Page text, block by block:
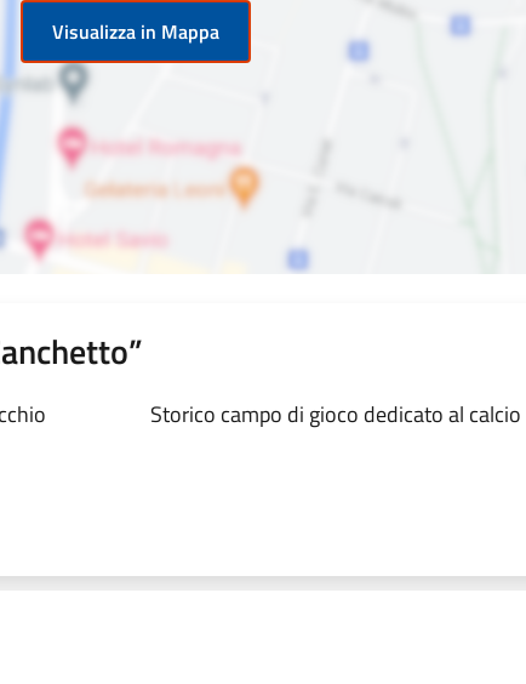
Visualizza in Mappa
Storico campo di gioco dedicato al calcio